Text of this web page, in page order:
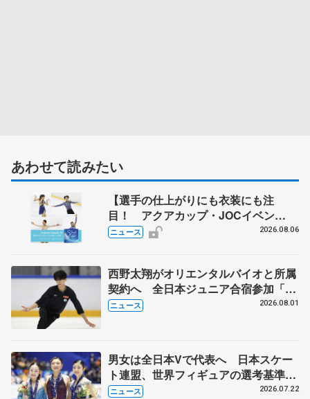
あわせて読みたい
【選手の仕上がりにも衣装にも注
目！ アクアカップ・JOCイベン
ト】 ポッドキャスト#76を配信
ニュース 2026.08.06
西野太翔がオリエンタルバイオと所属
契約へ 全日本ジュニア合宿参加「結
果残していかないと」 講師はジェー
ニュース 2026.08.01
男女は全日本Vで代表へ 日本スケー
ト連盟、世界フィギュアの選考基準を
承認
ニュース 2026.07.22